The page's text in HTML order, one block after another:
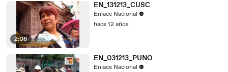
2:06
EN_131213_CUSC
Enlace Nacional
hace 12 años
EN_031213_PUNO
Enlace Nacional